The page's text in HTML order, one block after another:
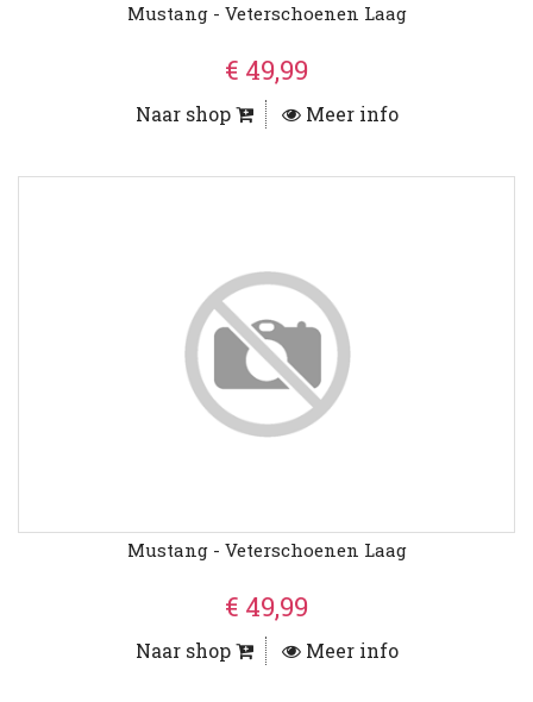
Mustang - Veterschoenen Laag
€ 49,99
Naar shop Meer info
Mustang - Veterschoenen Laag
€ 49,99
Naar shop Meer info